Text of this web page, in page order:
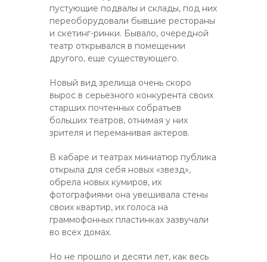
пустующие подвалы и склады, под них
переоборудовали бывшие рестораны
и скетинг-ринки. Бывало, очередной
театр открывался в помещении
другого, еще существующего.
Новый вид зрелища очень скоро
вырос в серьезного конкурента своих
старших почтенных собратьев
больших театров, отнимая у них
зрителя и переманивая актеров.
В кабаре и театрах миниатюр публика
открыла для себя новых «звезд»,
обрела новых кумиров, их
фотографиями она увешивала стены
своих квартир, их голоса на
граммофонных пластинках зазвучали
во всех домах.
Но не прошло и десяти лет, как весь